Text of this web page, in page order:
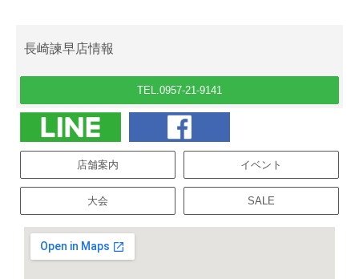
長崎諫早店情報
TEL.0957-21-9141
店舗案内 イベント
大会 SALE